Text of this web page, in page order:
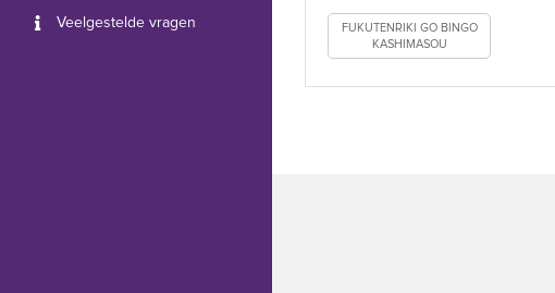
Veelgestelde vragen
FUKUTENRIKI GO BINGO
KASHIMASOU